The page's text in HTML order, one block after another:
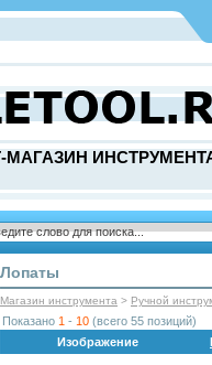
МАГАЗИН
Лопаты
Магазин инструмента > Ручной
Показано 1 - 10 (всего 55 позиций)
Изображение